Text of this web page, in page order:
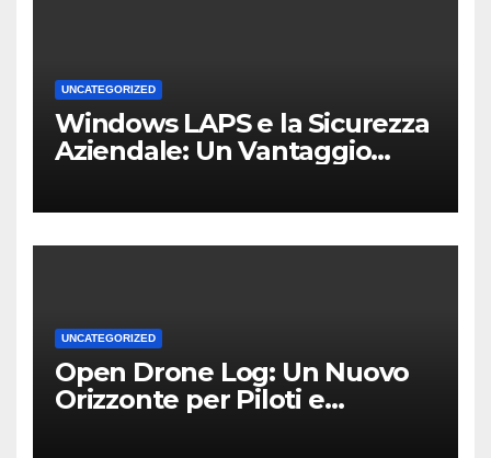
UNCATEGORIZED
Windows LAPS e la Sicurezza
Aziendale: Un Vantaggio
UNCATEGORIZED
Open Drone Log: Un Nuovo
Orizzonte per Piloti e